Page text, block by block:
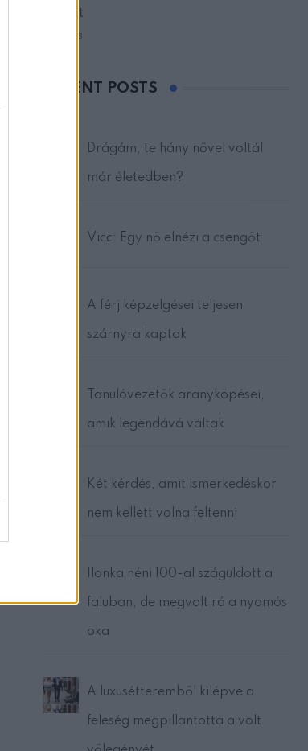
ablakát
17 views
RECENT POSTS
Drágám, te hány nővel voltál
már életedben?
Vicc: Egy nő elnézi a csengőt
A férj képzelgései teljesen
szárnyra kaptak
Tanulóvezetők aranyköpései,
amik legendává váltak
Két kérdés, amit ismerkedéskor
nem kellett volna feltenni
Ilonka néni 100-al száguldott a
faluban, de megvolt rá a nyomós
oka
A luxusétteremből kilépve a
feleség megpillantotta a volt